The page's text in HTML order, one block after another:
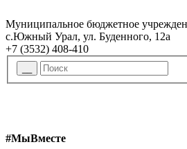
Муниципальное бюджетное
с.Южный Урал, ул. Буденного, 12а
+7 (3532) 408-410
#МыВместе